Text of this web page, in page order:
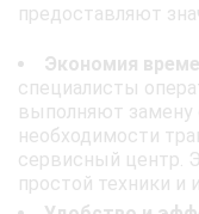
предоставляют
Экономия
специалисты
выполняют замену
необходимости
сервисный центр.
простой техники и